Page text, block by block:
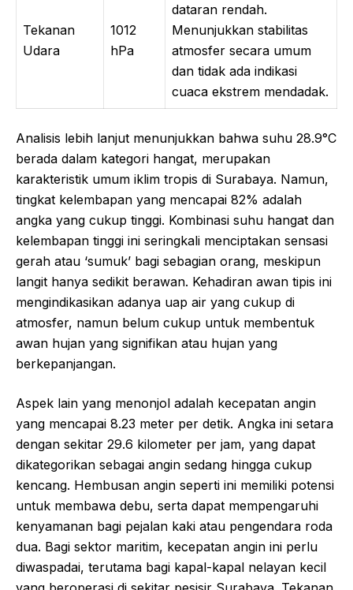
Tekanan
Udara
1012
hPa
dataran rendah.
Menunjukkan stabilitas
atmosfer secara umum
dan tidak ada indikasi
cuaca ekstrem mendadak.
Analisis lebih lanjut menunjukkan bahwa suhu 28.9°C
berada dalam kategori hangat, merupakan
karakteristik umum iklim tropis di Surabaya. Namun,
tingkat kelembapan yang mencapai 82% adalah
angka yang cukup tinggi. Kombinasi suhu hangat dan
kelembapan tinggi ini seringkali menciptakan sensasi
gerah atau ‘sumuk’ bagi sebagian orang, meskipun
langit hanya sedikit berawan. Kehadiran awan tipis ini
mengindikasikan adanya uap air yang cukup di
atmosfer, namun belum cukup untuk membentuk
awan hujan yang signifikan atau hujan yang
berkepanjangan.
Aspek lain yang menonjol adalah kecepatan angin
yang mencapai 8.23 meter per detik. Angka ini setara
dengan sekitar 29.6 kilometer per jam, yang dapat
dikategorikan sebagai angin sedang hingga cukup
kencang. Hembusan angin seperti ini memiliki potensi
untuk membawa debu, serta dapat mempengaruhi
kenyamanan bagi pejalan kaki atau pengendara roda
dua. Bagi sektor maritim, kecepatan angin ini perlu
diwaspadai, terutama bagi kapal-kapal nelayan kecil